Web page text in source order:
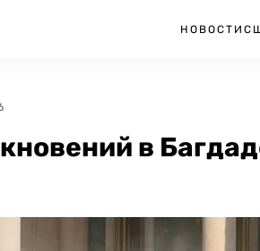
НОВОСТИ
в